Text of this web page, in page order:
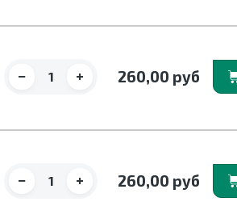
− + 260,00 рубВ корзину
− + 260,00 рубВ корзину